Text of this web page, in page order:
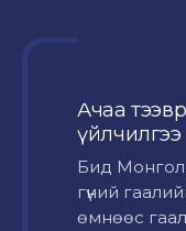
Ачаа
үйлчилгээ
Бид Монгол
гүний
өмнөөс